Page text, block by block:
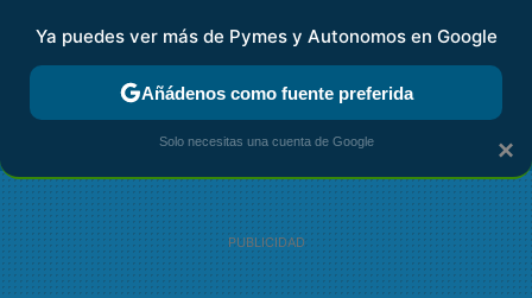
FISCALIDAD Y CONTABILIDAD KIT DIGITAL RENTA
×
Ya puedes ver más de Pymes y Autonomos en Google
Añádenos como fuente preferida
Solo necesitas una cuenta de Google